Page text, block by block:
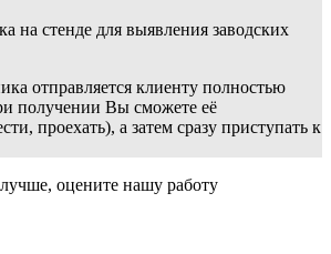
на стенде для выявления заводских
отправляется клиенту полностью
получении Вы сможете её
проехать), а затем сразу приступать к
оцените нашу работу